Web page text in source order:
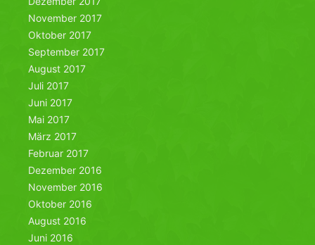
November 2017
Oktober 2017
September 2017
August 2017
Juli 2017
Juni 2017
Mai 2017
März 2017
Februar 2017
Dezember 2016
November 2016
Oktober 2016
August 2016
Juni 2016